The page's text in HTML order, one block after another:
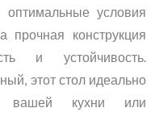
оптимальные условия
прочная конструкция
и устойчивость.
этот стол идеально
вашей кухни или